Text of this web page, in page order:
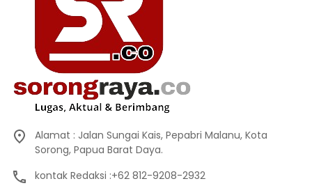
Alamat : Jalan Sungai Kais, Pepabri Malanu, Kota
Sorong, Papua Barat Daya.
kontak Redaksi :+62 812-9208-2932